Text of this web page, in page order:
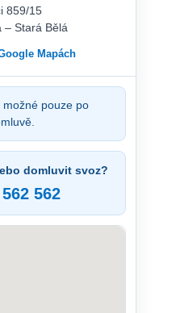
859/15
– Stará Bělá
Mapách
možné pouze po
domluvit svoz?
562